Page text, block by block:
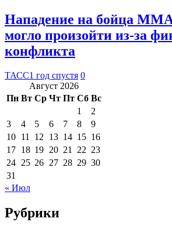
Нападение на бойца
могло произойти из-за
конфликта
ТАСС1 год спустя 0
Август 2026
Пн Вт Ср Чт Пт Сб Вс
1
2
3
4 5 6 7 8
9
10 11 12 13 14 15 16
17 18 19 20 21 22 23
24 25 26 27 28 29 30
31
« Июл
Рубрики